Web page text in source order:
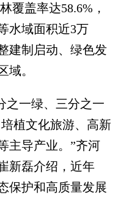
覆盖率达58.6%，
水域面积近3万
建制启动、绿色发
域。
一绿、三分之一
植文化旅游、高新
主导产业。”齐河
新磊介绍，近年
保护和高质量发展